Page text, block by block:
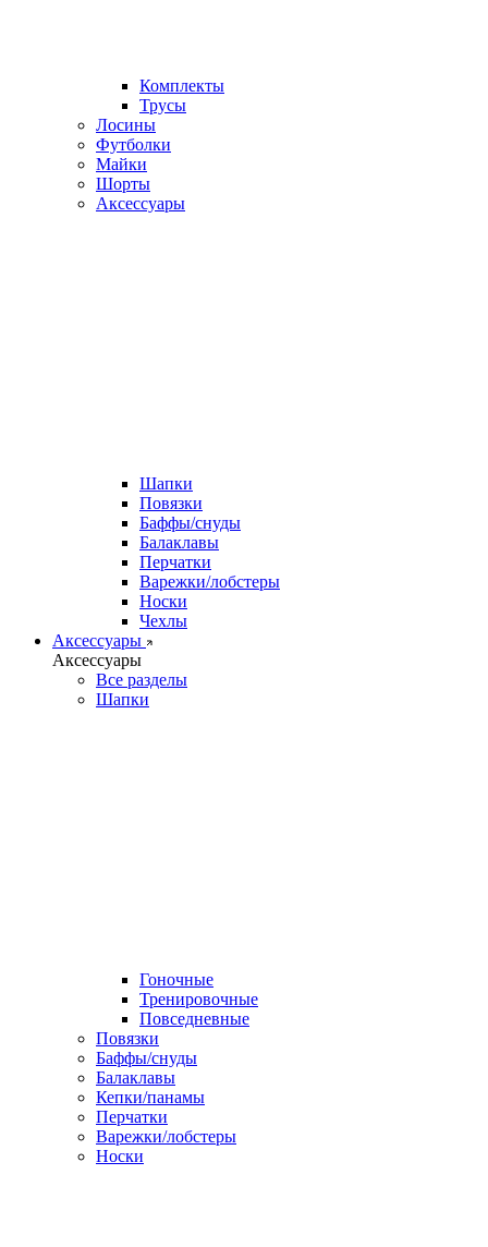
Комплекты
Трусы
Лосины
Футболки
Майки
Шорты
Аксессуары
Шапки
Повязки
Баффы/снуды
Балаклавы
Перчатки
Варежки/лобстеры
Носки
Чехлы
Аксессуары
Аксессуары
Все разделы
Шапки
Гоночные
Тренировочные
Повседневные
Повязки
Баффы/снуды
Балаклавы
Кепки/панамы
Перчатки
Варежки/лобстеры
Носки